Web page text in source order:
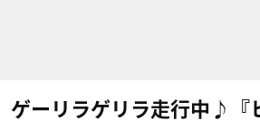
ゲーリラゲリラ走行中♪『